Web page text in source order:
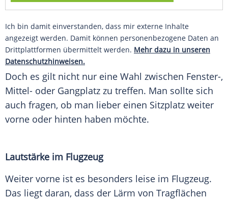
Ich bin damit einverstanden, dass mir externe Inhalte
angezeigt werden. Damit können personenbezogene Daten an
Drittplattformen übermittelt werden. Mehr dazu in unseren
Datenschutzhinweisen.
Doch es gilt nicht nur eine Wahl zwischen Fenster-,
Mittel- oder Gangplatz zu treffen. Man sollte sich
auch fragen, ob man lieber einen Sitzplatz weiter
vorne oder hinten haben möchte.
Lautstärke im Flugzeug
Weiter vorne ist es besonders leise im Flugzeug.
Das liegt daran, dass der Lärm von Tragflächen